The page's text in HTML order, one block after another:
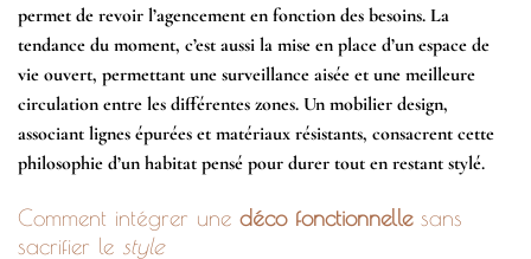
permet de revoir l’agencement en fonction des besoins. La
tendance du moment, c’est aussi la mise en place d’un espace de
vie ouvert, permettant une surveillance aisée et une meilleure
circulation entre les différentes zones. Un mobilier design,
associant lignes épurées et matériaux résistants, consacrent cette
philosophie d’un habitat pensé pour durer tout en restant stylé.
Comment intégrer une déco fonctionnellesans
sacrifier le style